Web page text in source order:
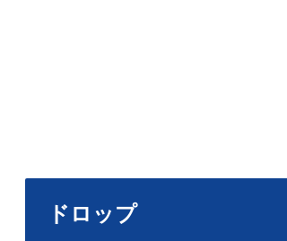
ドロップ